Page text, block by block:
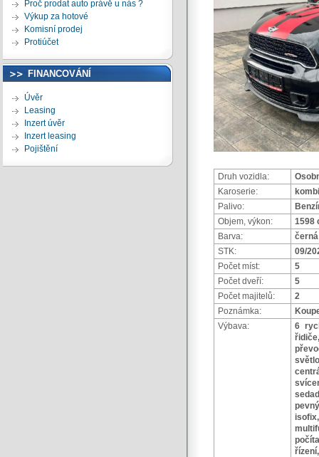
Proč prodat auto právě u nás ?
Výkup za hotové
Komisní prodej
Protiúčet
FINANCOVÁNÍ
Úvěr
Leasing
Inzert úvěr
Inzert leasing
Pojištění
Druh vozidla:
Karoserie:
kombi
Palivo:
Objem, výkon:
1598
Barva:
černá
STK:
09/
Počet míst:
5
Počet dveří:
5
Počet majitelů:
2
Poznámka:
Výbava:
6